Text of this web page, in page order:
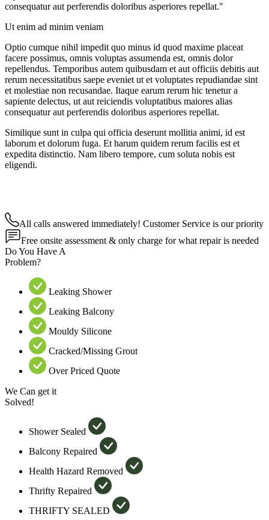
consequatur aut perferendis doloribus asperiores repellat."
Ut enim ad minim veniam
Optio cumque nihil impedit quo minus id quod maxime placeat
facere possimus, omnis voluptas assumenda est, omnis dolor
repellendus. Temporibus autem quibusdam et aut officiis debitis aut
rerum necessitatibus saepe eveniet ut et voluptates repudiandae sint
et molestiae non recusandae. Itaque earum rerum hic tenetur a
sapiente delectus, ut aut reiciendis voluptatibus maiores alias
consequatur aut perferendis doloribus asperiores repellat.
Similique sunt in culpa qui officia deserunt mollitia animi, id est
laborum et dolorum fuga. Et harum quidem rerum facilis est et
expedita distinctio. Nam libero tempore, cum soluta nobis est
eligendi.
All calls answered immediately! Customer Service is our priority
Free onsite assessment & only charge for what repair is needed
Do You Have A
Problem?
Leaking Shower
Leaking Balcony
Mouldy Silicone
Cracked/Missing Grout
Over Priced Quote
We Can get it
Solved!
Shower Sealed
Balcony Repaired
Health Hazard Removed
Thrifty Repaired
THRIFTY SEALED